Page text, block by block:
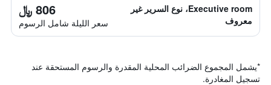
Executive room، نوع السرير غير
معروف
806 ﷼
سعر الليلة شامل الرسوم
*يشمل المجموع الضرائب المحلية المقدرة والرسوم المستحقة عند
تسجيل المغادرة.